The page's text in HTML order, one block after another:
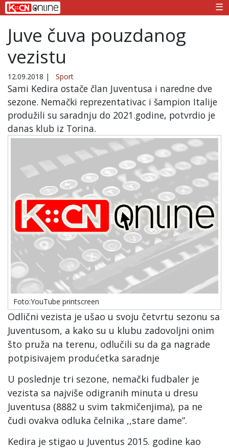
☰
Juve čuva pouzdanog
vezistu
12.09.2018 | Sport
Sami Kedira ostače član Juventusa i naredne dve
sezone. Nemački reprezentativac i šampion Italije
produžili su saradnju do 2021.godine, potvrdio je
danas klub iz Torina.
Foto:YouTube printscreen
Odlični vezista je ušao u svoju četvrtu sezonu sa
Juventusom, a kako su u klubu zadovoljni onim
što pruža na terenu, odlučili su da ga nagrade
potpisivajem produćetka saradnje
U poslednje tri sezone, nemački fudbaler je
vezista sa najviše odigranih minuta u dresu
Juventusa (8882 u svim takmičenjima), pa ne
čudi ovakva odluka čelnika ,,stare dame”.
Kedira je stigao u Juventus 2015. godine kao